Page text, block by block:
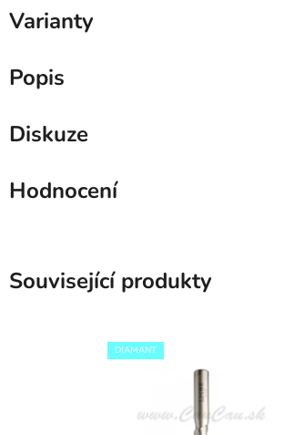
Varianty
Popis
Diskuze
Hodnocení
Související produkty
DIAMANT